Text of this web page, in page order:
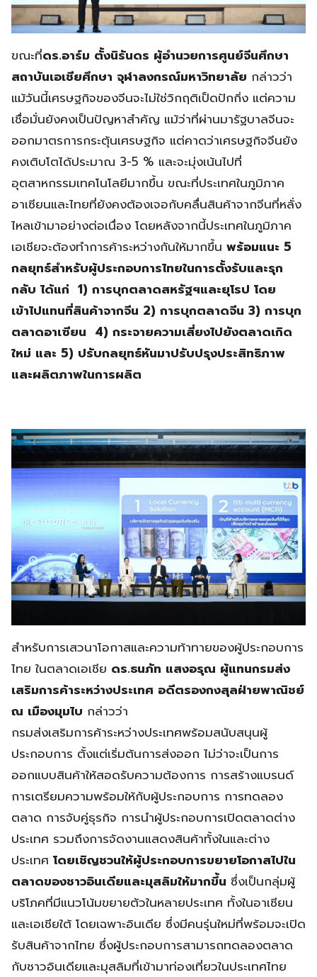
ขณะที่ดร.อาร์ม ตั้งนิรันดร ผู้อำนวยการศูนย์จีนศึกษา
สถาบันเอเชียศึกษา จุฬาลงกรณ์มหาวิทยาลัย กล่าวว่า
แม้วันนี้เศรษฐกิจของจีนจะไม่ใช่วิกฤติเป็ดปักกิ่ง แต่ความ
เชื่อมั่นยังคงเป็นปัญหาสำคัญ แม้ว่าที่ผ่านมารัฐบาลจีนจะ
ออกมาตรการกระตุ้นเศรษฐกิจ แต่คาดว่าเศรษฐกิจจีนยัง
คงเติบโตได้ประมาณ 3-5 % และจะมุ่งเน้นไปที่
อุตสาหกรรมเทคโนโลยีมากขึ้น ขณะที่ประเทศในภูมิภาค
อาเซียนและไทยที่ยังคงต้องเจอกับคลื่นสินค้าจากจีนที่หลั่ง
ไหลเข้ามาอย่างต่อเนื่อง โดยหลังจากนี้ประเทศในภูมิภาค
เอเชียจะต้องทำการค้าระหว่างกันให้มากขึ้น พร้อมแนะ 5
กลยุทธ์สำหรับผู้ประกอบการไทยในการตั้งรับและรุก
กลับ ได้แก่ 1) การบุกตลาดสหรัฐฯและยุโรป โดย
เข้าไปแทนที่สินค้าจากจีน 2) การบุกตลาดจีน 3) การบุก
ตลาดอาเซียน 4) กระจายความเสี่ยงไปยังตลาดเกิด
ใหม่ และ 5) ปรับกลยุทธ์หันมาปรับปรุงประสิทธิภาพ
และผลิตภาพในการผลิต
สำหรับการเสวนาโอกาสและความท้าทายของผู้ประกอบการ
ไทย ในตลาดเอเชีย ดร.ธนภัท แสงอรุณ ผู้แทนกรมส่ง
เสริมการค้าระหว่างประเทศ อดีตรองกงสุลฝ่ายพาณิชย์
ณ เมืองมุมไบ กล่าวว่า
กรมส่งเสริมการค้าระหว่างประเทศพร้อมสนับสนุนผู้
ประกอบการ ตั้งแต่เริ่มต้นการส่งออก ไม่ว่าจะเป็นการ
ออกแบบสินค้าให้สอดรับความต้องการ การสร้างแบรนด์
การเตรียมความพร้อมให้กับผู้ประกอบการ การทดลอง
ตลาด การจับคู่ธุรกิจ การนำผู้ประกอบการเปิดตลาดต่าง
ประเทศ รวมถึงการจัดงานแสดงสินค้าทั้งในและต่าง
ประเทศ โดยเชิญชวนให้ผู้ประกอบการขยายโอกาสไปใน
ตลาดของชาวอินเดียและมุสลิมให้มากขึ้น ซึ่งเป็นกลุ่มผู้
บริโภคที่มีแนวโน้มขยายตัวในหลายประเทศ ทั้งในอาเซียน
และเอเชียใต้ โดยเฉพาะอินเดีย ซึ่งมีคนรุ่นใหม่ที่พร้อมจะเปิด
รับสินค้าจากไทย ซึ่งผู้ประกอบการสามารถทดลองตลาด
กับชาวอินเดียและมุสลิมที่เข้ามาท่องเที่ยวในประเทศไทย